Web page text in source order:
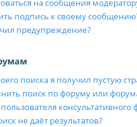
на сообщения
подпись к своему
предупреждение?
поиска я получил пустую
поиск по форуму или
консультативного
не даёт результатов?